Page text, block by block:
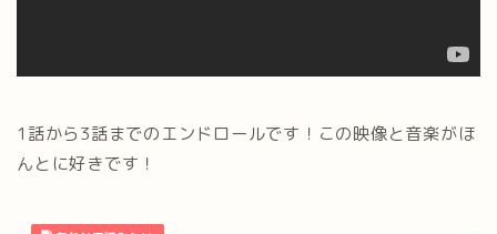
1話から3話までのエンドロールです！この映像と音楽がほ
んとに好きです！